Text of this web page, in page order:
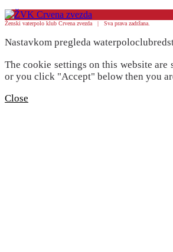
Ženski vaterpolo klub Crvena zvezda | Sva prava zadržana.
Nastavkom pregleda
The cookie settings on this website
or you click "Accept" below then you
Close